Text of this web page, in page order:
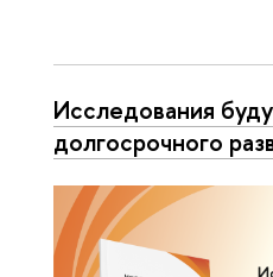
Исследования
долгосрочного